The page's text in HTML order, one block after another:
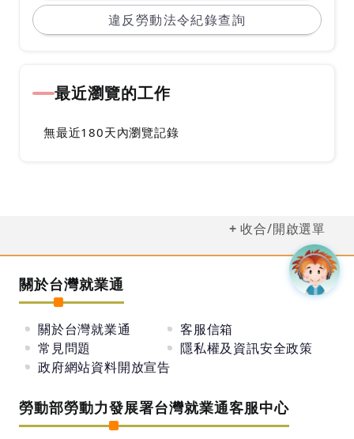
違反勞動法令紀錄查詢
最近瀏覽的工作
無最近180天內瀏覽記錄
收合/開啟選單
關於台灣就業通
關於台灣就業通
客服信箱
常見問題
隱私權及資訊安全政策
政府網站資料開放宣告
勞動部勞動力發展署台灣就業通客服中心